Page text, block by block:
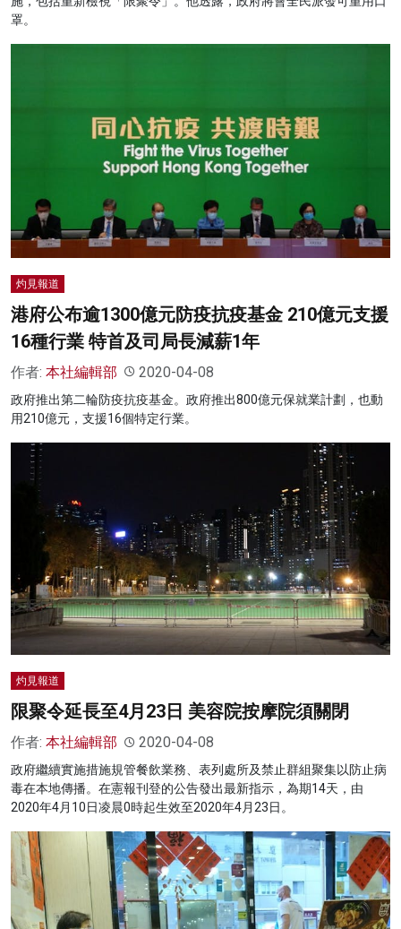
罩。
灼見報道
港府公布逾1300億元防疫抗疫基金 210億元支援
16種行業 特首及司局長減薪1年
作者: 本社編輯部 2020-04-08
政府推出第二輪防疫抗疫基金。政府推出800億元保就業計劃，也動
用210億元，支援16個特定行業。
灼見報道
限聚令延長至4月23日 美容院按摩院須關閉
作者: 本社編輯部 2020-04-08
政府繼續實施措施規管餐飲業務、表列處所及禁止群組聚集以防止病
毒在本地傳播。在憲報刊登的公告發出最新指示，為期14天，由
2020年4月10日凌晨0時起生效至2020年4月23日。